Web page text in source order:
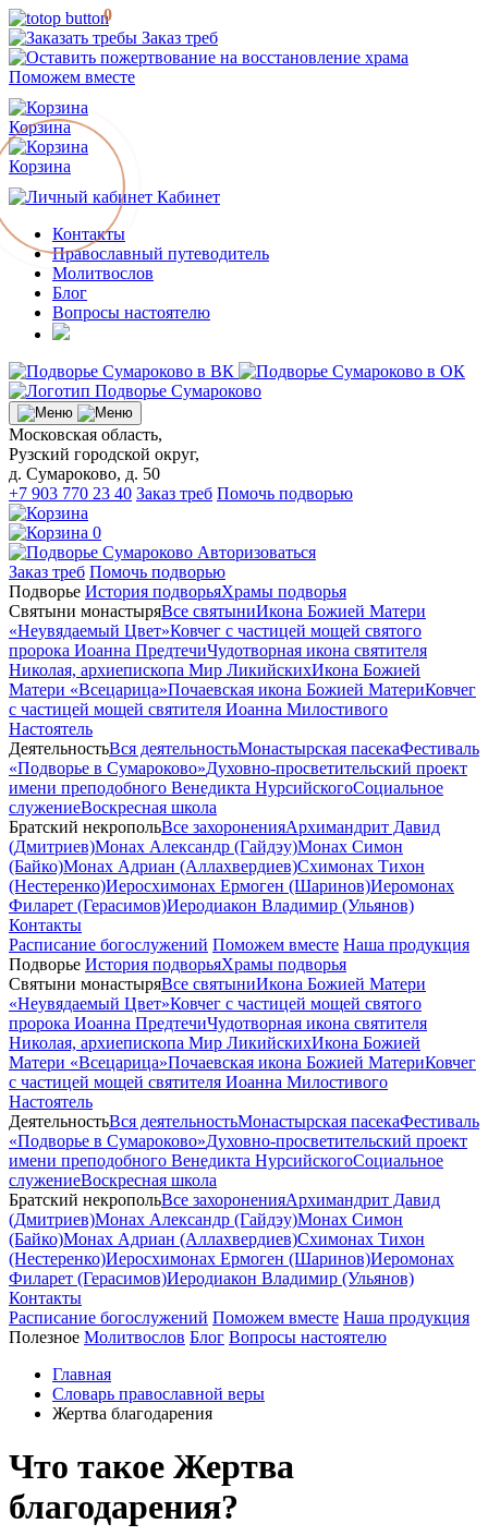
Заказ треб
Поможем вместе
Корзина
Корзина
0
Кабинет
Контакты
Православный путеводитель
Молитвослов
Блог
Вопросы настоятелю
Московская область,
Рузский городской округ,
д. Сумароково, д. 50
+7 903 770 23 40 Заказ треб Помочь подворью
0
Авторизоваться
Заказ треб Помочь подворью
Подворье История подворьяХрамы подворья
Святыни монастыряВсе святыниИкона Божией Матери
«Неувядаемый Цвет»Ковчег с частицей мощей святого
пророка Иоанна ПредтечиЧудотворная икона святителя
Николая, архиепископа Мир ЛикийскихИкона Божией
Матери «Всецарица»Почаевская икона Божией МатериКовчег
с частицей мощей святителя Иоанна Милостивого
Настоятель
ДеятельностьВся деятельностьМонастырская пасекаФестиваль
«Подворье в Сумароково»Духовно-просветительский проект
имени преподобного Венедикта НурсийскогоСоциальное
служениеВоскресная школа
Братский некропольВсе захороненияАрхимандрит Давид
(Дмитриев)Монах Александр (Гайдэу)Монах Симон
(Байко)Монах Адриан (Аллахвердиев)Схимонах Тихон
(Нестеренко)Иеросхимонах Ермоген (Шаринов)Иеромонах
Филарет (Герасимов)Иеродиакон Владимир (Ульянов)
Контакты
Расписание богослужений Поможем вместе Наша продукция
Подворье История подворьяХрамы подворья
Святыни монастыряВсе святыниИкона Божией Матери
«Неувядаемый Цвет»Ковчег с частицей мощей святого
пророка Иоанна ПредтечиЧудотворная икона святителя
Николая, архиепископа Мир ЛикийскихИкона Божией
Матери «Всецарица»Почаевская икона Божией МатериКовчег
с частицей мощей святителя Иоанна Милостивого
Настоятель
ДеятельностьВся деятельностьМонастырская пасекаФестиваль
«Подворье в Сумароково»Духовно-просветительский проект
имени преподобного Венедикта НурсийскогоСоциальное
служениеВоскресная школа
Братский некропольВсе захороненияАрхимандрит Давид
(Дмитриев)Монах Александр (Гайдэу)Монах Симон
(Байко)Монах Адриан (Аллахвердиев)Схимонах Тихон
(Нестеренко)Иеросхимонах Ермоген (Шаринов)Иеромонах
Филарет (Герасимов)Иеродиакон Владимир (Ульянов)
Контакты
Расписание богослужений Поможем вместе Наша продукция
Полезное Молитвослов Блог Вопросы настоятелю
Главная
Словарь православной веры
Жертва благодарения
Что такое Жертва
благодарения?